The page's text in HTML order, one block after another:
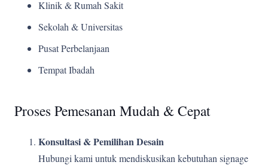
Klinik & Rumah Sakit
Sekolah & Universitas
Pusat Perbelanjaan
Tempat Ibadah
Proses Pemesanan Mudah & Cepat
Konsultasi & Pemilihan Desain
Hubungi kami untuk mendiskusikan kebutuhan signage